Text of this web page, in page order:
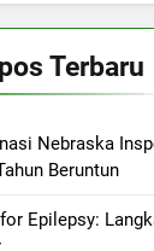
Terbaru
Nebraska
Beruntun
Epilepsy: